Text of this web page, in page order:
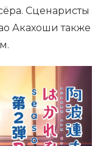
Сценаристы
Акахоши также